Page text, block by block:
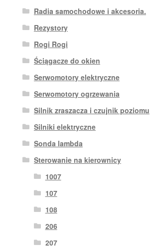
Radia samochodowe i akcesoria.
Rezystory
Rogi Rogi
Ściągacze do okien
Serwomotory elektryczne
Serwomotory ogrzewania
Silnik zraszacza i czujnik poziomu
Silniki elektryczne
Sonda lambda
Sterowanie na kierownicy
1007
107
108
206
207